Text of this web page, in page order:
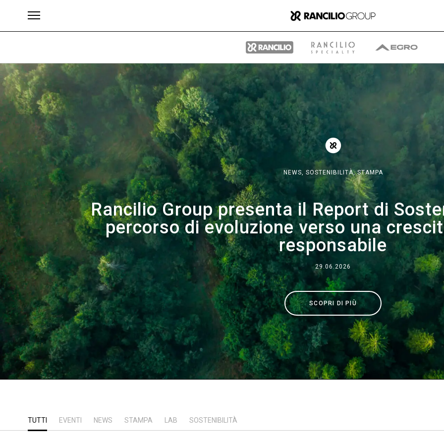
NEWS, SOSTENIBILITÀ,STAMPA
Rancilio Group presenta il Report di
percorso di evoluzione verso una
responsabile
29.06.2026
SCOPRI DI PIÙ
TUTTI EVENTI NEWS STAMPA LAB SOSTENIBILITÀ
Brand Il gruppo
Chi siamo
Cosa Facciamo
Dove siamo
Lavora con noi